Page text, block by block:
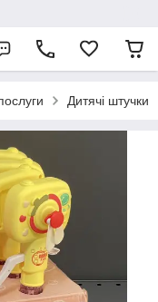
Дитячі штучки